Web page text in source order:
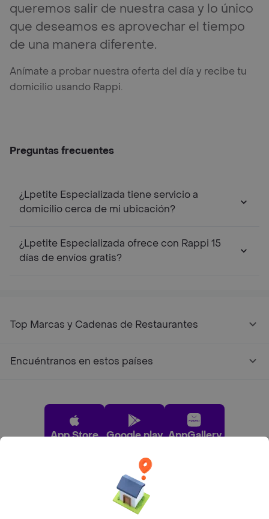
queremos salir de nuestra casa y lo único
que deseamos es aprovechar el tiempo
de una manera diferente.
Anímate a probar nuestra oferta del día y recibe tu
domicilio usando Rappi.
Preguntas frecuentes
¿Lpetite Especializada tiene servicio a
domicilio cerca de mi ubicación?
¿Lpetite Especializada ofrece con Rappi 15
días de envíos gratis?
Top Marcas y Cadenas de Restaurantes
Encuéntranos en estos países
App Store Google play AppGallery
Pide tu comida favorita cerca de ti